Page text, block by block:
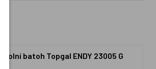
Školní batoh Topgal ENDY 23005 G